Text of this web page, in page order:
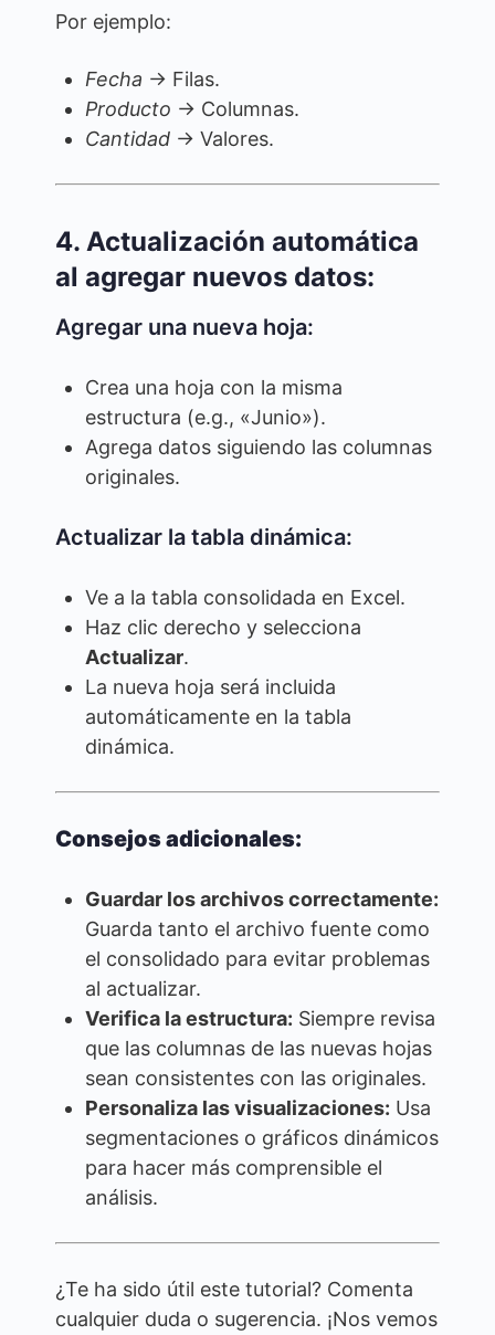
Por ejemplo:
Fecha → Filas.
Producto → Columnas.
Cantidad → Valores.
4. Actualización automática
al agregar nuevos datos:
Agregar una nueva hoja:
Crea una hoja con la misma
estructura (e.g., «Junio»).
Agrega datos siguiendo las columnas
originales.
Actualizar la tabla dinámica:
Ve a la tabla consolidada en Excel.
Haz clic derecho y selecciona
Actualizar.
La nueva hoja será incluida
automáticamente en la tabla
dinámica.
Consejos adicionales:
Guardar los archivos correctamente:
Guarda tanto el archivo fuente como
el consolidado para evitar problemas
al actualizar.
Verifica la estructura: Siempre revisa
que las columnas de las nuevas hojas
sean consistentes con las originales.
Personaliza las visualizaciones: Usa
segmentaciones o gráficos dinámicos
para hacer más comprensible el
análisis.
¿Te ha sido útil este tutorial? Comenta
cualquier duda o sugerencia. ¡Nos vemos